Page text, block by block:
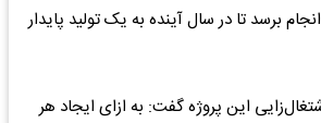
برسد تا در سال آینده به یک تولید پایدار
این پروژه گفت: به ازای ایجاد هر